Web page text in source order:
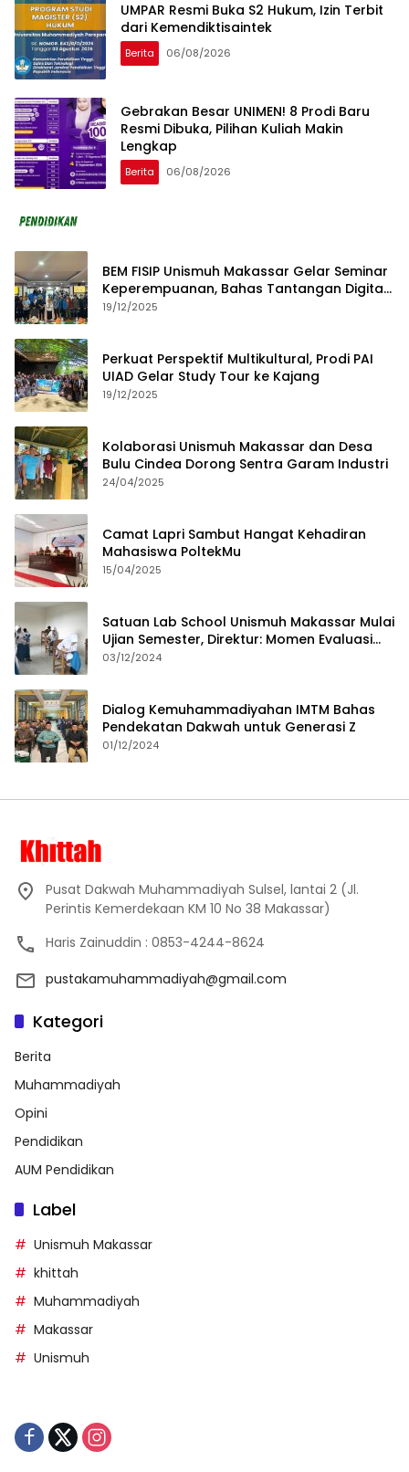
UMPAR Resmi Buka S2 Hukum, Izin Terbit
dari Kemendiktisaintek
Berita 06/08/2026
Gebrakan Besar UNIMEN! 8 Prodi Baru
Resmi Dibuka, Pilihan Kuliah Makin
Lengkap
Berita 06/08/2026
BEM FISIP Unismuh Makassar Gelar Seminar
Keperempuanan, Bahas Tantangan Digital
dan Budaya Lokal
19/12/2025
Perkuat Perspektif Multikultural, Prodi PAI
UIAD Gelar Study Tour ke Kajang
19/12/2025
Kolaborasi Unismuh Makassar dan Desa
Bulu Cindea Dorong Sentra Garam Industri
24/04/2025
Camat Lapri Sambut Hangat Kehadiran
Mahasiswa PoltekMu
15/04/2025
Satuan Lab School Unismuh Makassar Mulai
Ujian Semester, Direktur: Momen Evaluasi
Proses Pembelajaran
03/12/2024
Dialog Kemuhammadiyahan IMTM Bahas
Pendekatan Dakwah untuk Generasi Z
01/12/2024
Pusat Dakwah Muhammadiyah Sulsel, lantai 2 (Jl.
Perintis Kemerdekaan KM 10 No 38 Makassar)
Haris Zainuddin : 0853-4244-8624
pustakamuhammadiyah@gmail.com
Kategori
Berita
Muhammadiyah
Opini
Pendidikan
AUM Pendidikan
Label
Unismuh Makassar
khittah
Muhammadiyah
Makassar
Unismuh